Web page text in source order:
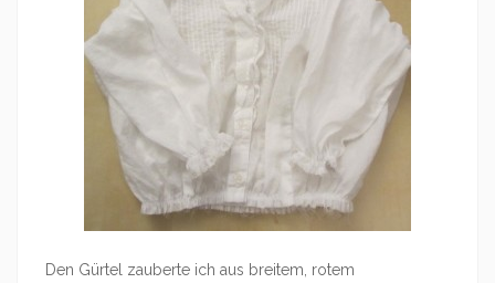
Den Gürtel zauberte ich aus breitem, rotem